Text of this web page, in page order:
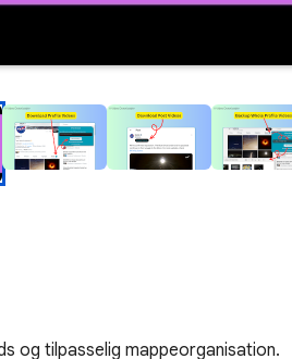
og tilpasselig mappeorganisation.